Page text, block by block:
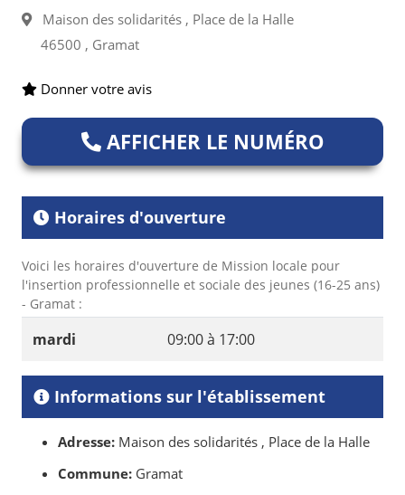
Maison des solidarités , Place de la Halle
46500 , Gramat
Donner votre avis
AFFICHER LE NUMÉRO
Horaires d'ouverture
Voici les horaires d'ouverture de Mission locale pour
l'insertion professionnelle et sociale des jeunes (16-25 ans)
- Gramat :
mardi 09:00 à 17:00
Informations sur l'établissement
Adresse: Maison des solidarités , Place de la Halle
Commune: Gramat